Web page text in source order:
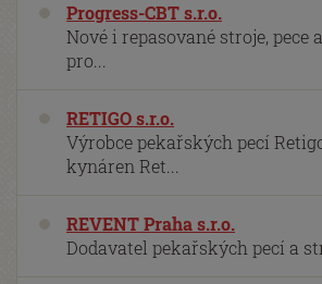
Progress-CBT s.r.o.
Nové i repasované stroje, pece
pro...
RETIGO s.r.o.
Výrobce pekařských pecí
kynáren Ret...
REVENT Praha s.r.o.
Dodavatel pekařských pecí a